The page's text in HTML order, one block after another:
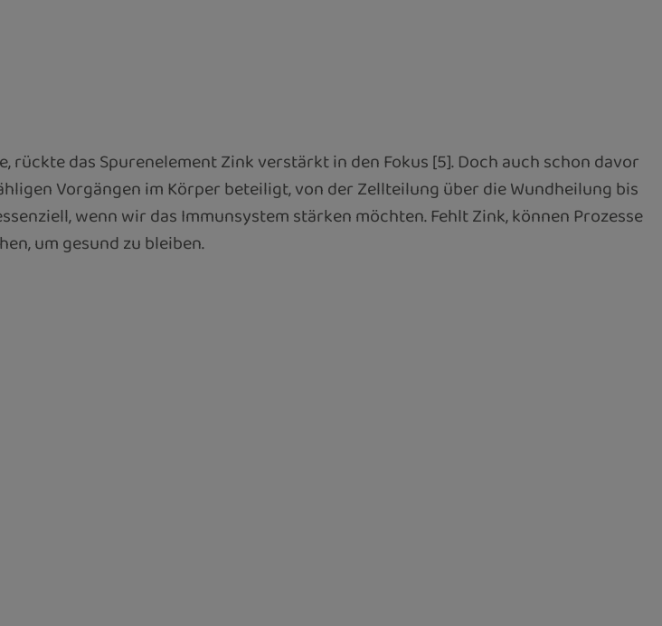
das Spurenelement Zink verstärkt in den Fokus [5]. Doch auch schon davor
Vorgängen im Körper beteiligt, von der Zellteilung über die Wundheilung bis
wenn wir das Immunsystem stärken möchten. Fehlt Zink, können Prozesse
um gesund zu bleiben.